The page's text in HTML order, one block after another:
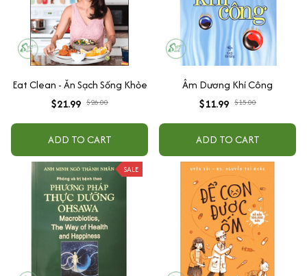
Eat Clean - Ăn Sạch Sống Khỏe
$21.99 $26.00
ADD TO CART
Âm Dương Khí Công
$11.99 $15.00
ADD TO CART
SALE